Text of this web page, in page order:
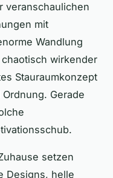
veranschaulichen
mit
Wandlung
wirkender
Stauraumkonzept
Gerade
setzen
Designs, helle